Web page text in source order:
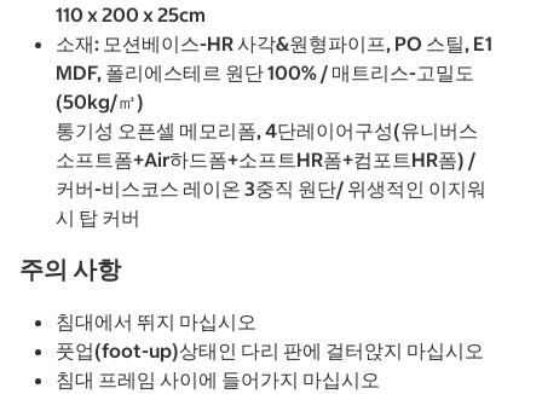
110 x 200 x 25cm
소재: 모션베이스-HR 사각&원형파이프, PO 스틸, E1
MDF, 폴리에스테르 원단 100% / 매트리스-고밀도
(50kg/㎥)
통기성 오픈셀 메모리폼, 4단레이어구성(유니버스
소프트폼+Air하드폼+소프트HR폼+컴포트HR폼) /
커버-비스코스 레이온 3중직 원단/ 위생적인 이지워
시 탑 커버
주의 사항
침대에서 뛰지 마십시오
풋업(foot-up)상태인 다리 판에 걸터앉지 마십시오
침대 프레임 사이에 들어가지 마십시오